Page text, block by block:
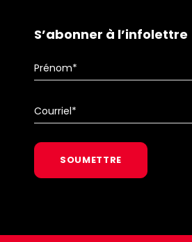
S’abonner à l’infolettre